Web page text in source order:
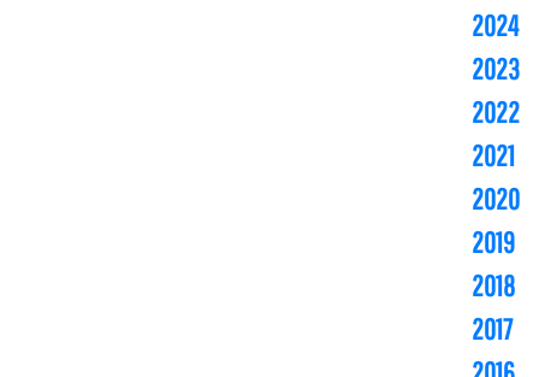
2024
2023
2022
2021
2020
2019
2018
2017